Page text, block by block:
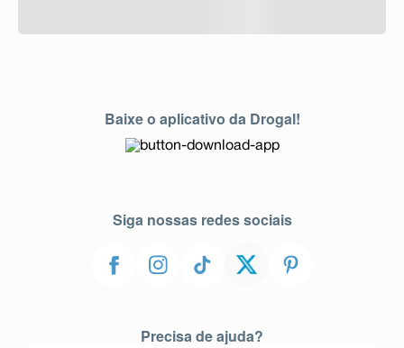
Baixe o aplicativo da Drogal!
Siga nossas redes sociais
Precisa de ajuda?